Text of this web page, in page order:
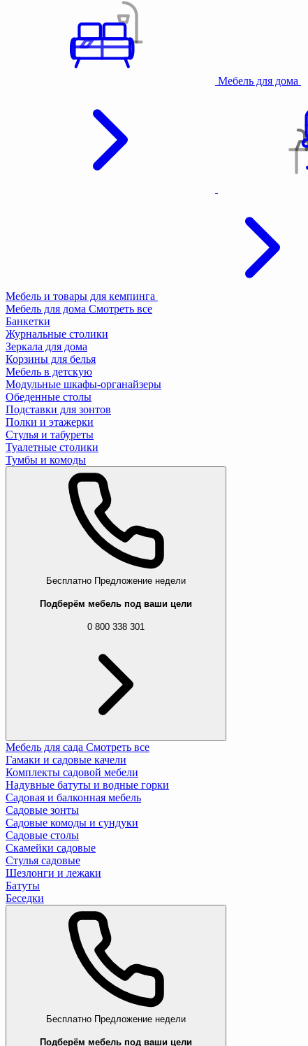
Мебель для дома
Мебель и товары для кемпинга
Мебель для дома Смотреть все
Банкетки
Журнальные столики
Зеркала для дома
Корзины для белья
Мебель в детскую
Модульные шкафы-органайзеры
Обеденные столы
Подставки для зонтов
Полки и этажерки
Стулья и табуреты
Туалетные столики
Тумбы и комоды
Бесплатно Предложение недели
Подберём мебель под ваши цели
0 800 338 301
Мебель для сада Смотреть все
Гамаки и садовые качели
Комплекты садовой мебели
Надувные батуты и водные горки
Садовая и балконная мебель
Садовые зонты
Садовые комоды и сундуки
Садовые столы
Скамейки садовые
Стулья садовые
Шезлонги и лежаки
Батуты
Беседки
Бесплатно Предложение недели
Подберём мебель под ваши цели